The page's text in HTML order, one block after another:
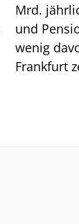
Mrd.
und
wenig
Frankfurt